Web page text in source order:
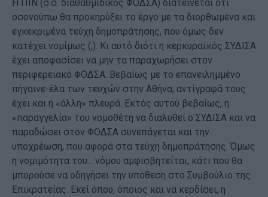
Η ΠΙΝ (σ.σ. διαθαθμιδικός ΦΟΔΣΑ) διατείνεται ότι
οσονούπω θα προκηρύξει το έργο με τα διορθωμένα και
εγκεκριμένα τεύχη δημοπράτησης, που όμως δεν
κατέχει νομίμως (;). Κι αυτό διότι η κερκυραϊκός ΣΥΔΙΣΑ
έχει αποφασίσει να μην τα παραχωρήσει στον
περιφερειακό ΦΟΔΣΑ. Βεβαίως με το επανειλημμένο
πήγαινε-έλα των τευχών στην Αθήνα, αντίγραφά τους
έχει και η «άλλη» πλευρά. Εκτός αυτού βεβαίως, η
«παραγγελία» του νομοθέτη να διαλυθεί ο ΣΥΔΙΣΑ και να
παραδώσει στον ΦΟΔΣΑ συνεπάγεται και την
υποχρέωση, που αφορά στα τεύχη δημοπράτησης. Όμως
η νομιμότητα του... νόμου αμφισβητείται, κάτι που θα
μπορούσε να οδηγήσει την υπόθεση στο Συμβούλιο της
Επικρατείας. Εκεί όπου, όποιος και να κερδίσει, η